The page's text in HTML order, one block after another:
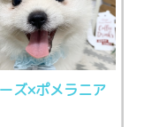
ズ×ポメラニア